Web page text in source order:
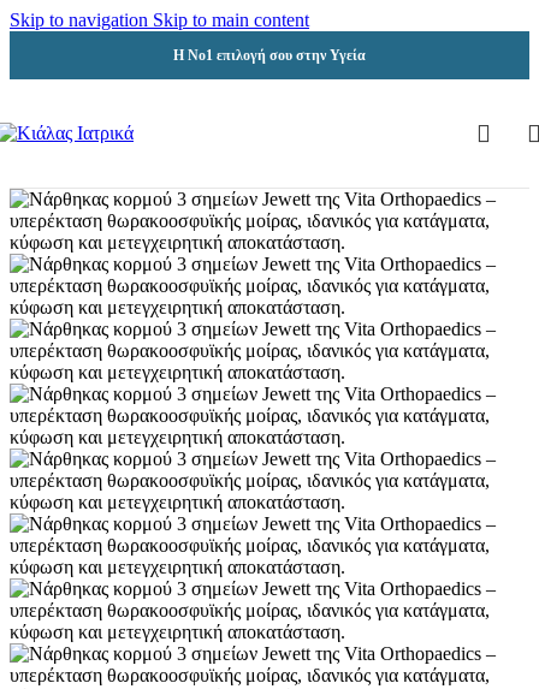
Skip to navigation Skip to main content
Η Νο1 επιλογή σου στην Υγεία